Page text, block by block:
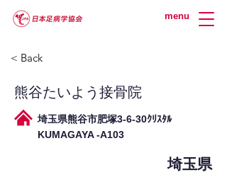
menu
< Back
熊谷たいよう接骨院
埼玉県熊谷市肥塚3-6-30ｸﾘｽﾀﾙ
KUMAGAYA -A103
埼玉県